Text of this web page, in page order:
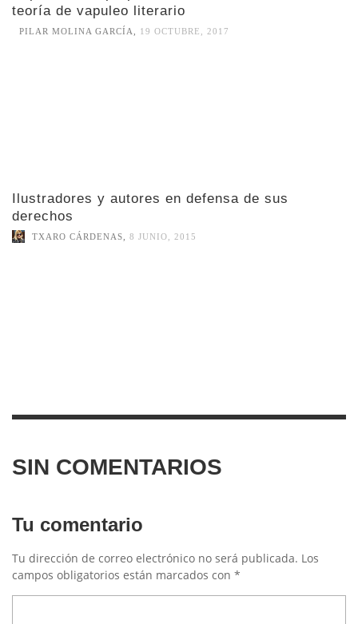
teoría de vapuleo literario
PILAR MOLINA GARCÍA, 19 OCTUBRE, 2017
Ilustradores y autores en defensa de sus
derechos
TXARO CÁRDENAS 8 JUNIO, 2015
SIN COMENTARIOS
Tu comentario
Tu dirección de correo electrónico no será publicada. Los
campos obligatorios están marcados con *